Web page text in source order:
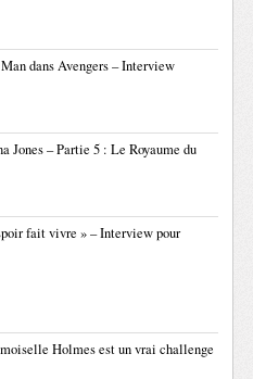
dans Avengers – Interview
Jones – Partie 5 : Le Royaume du
fait vivre » – Interview pour
Holmes est un vrai challenge